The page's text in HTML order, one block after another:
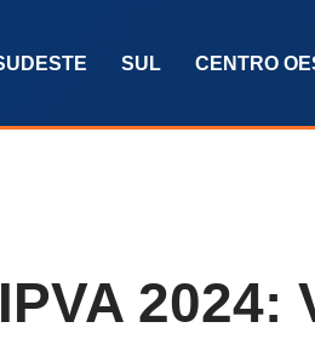
SUL CENTRO
2024: